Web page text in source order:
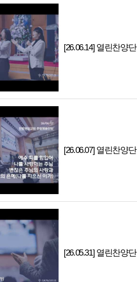
[26.06.14] 열린찬양단
[26.06.07] 열린찬양단
[26.05.31] 열린찬양단